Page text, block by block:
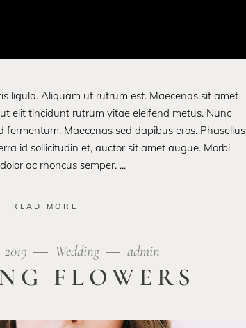
ligula. Aliquam ut rutrum est. Maecenas sit amet
elit tincidunt rutrum vitae eleifend metus. Nunc
Maecenas sed dapibus eros. Phasellus
id sollicitudin et, auctor sit amet augue. Morbi
ac rhoncus semper.
READ MORE
Wedding admin
FLOWERS